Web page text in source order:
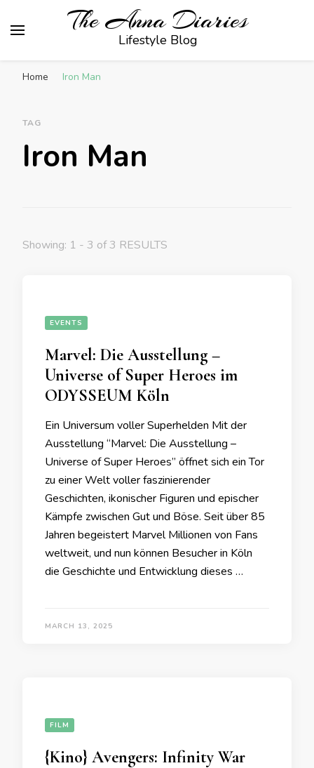
The Anna Diaries
Lifestyle Blog
Home Iron Man
TAG
Iron Man
Showing: 1 - 3 of 3 RESULTS
EVENTS
Marvel: Die Ausstellung –
Universe of Super Heroes im
ODYSSEUM Köln
Ein Universum voller Superhelden Mit der
Ausstellung “Marvel: Die Ausstellung –
Universe of Super Heroes” öffnet sich ein Tor
zu einer Welt voller faszinierender
Geschichten, ikonischer Figuren und epischer
Kämpfe zwischen Gut und Böse. Seit über 85
Jahren begeistert Marvel Millionen von Fans
weltweit, und nun können Besucher in Köln
die Geschichte und Entwicklung dieses …
MARCH 13, 2025
FILM
{Kino} Avengers: Infinity War